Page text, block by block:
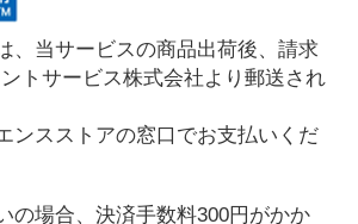
、当サービスの商品出荷後、請求
トサービス株式会社より郵送され
ンスストアの窓口でお支払いくだ
の場合、決済手数料300円がかか